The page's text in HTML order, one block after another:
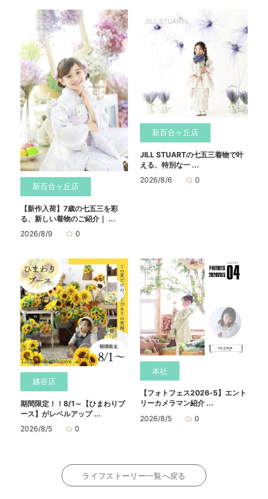
新百合ヶ丘店
【新作入荷】7歳の七五三を彩
る、新しい着物のご紹介｜ ...
2026/8/9
0
新百合ヶ丘店
JILL STUARTの七五三着物で叶
える、特別な一 ...
2026/8/6
0
越谷店
期間限定！！8/1～【ひまわりブ
ース】がレベルアップ ...
2026/8/5
0
本社
【フォトフェス2026-5】エント
リーカメラマン紹介 ...
2026/8/5
0
ライフストーリー一覧へ戻る